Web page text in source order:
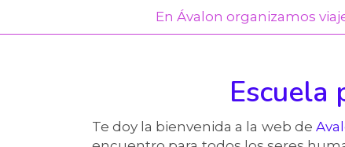
En Ávalon organizamos
Escuela
Te doy la bienvenida a la web de